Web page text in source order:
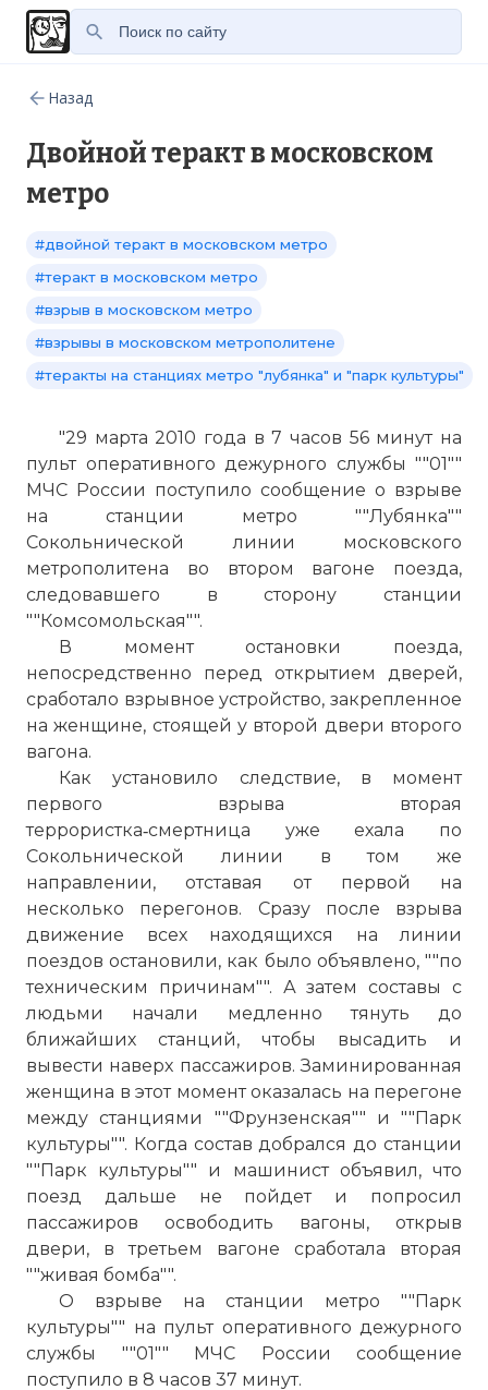
Назад
Двойной теракт в московском
метро
#двойной теракт в московском метро
#теракт в московском метро
#взрыв в московском метро
#взрывы в московском метрополитене
#теракты на станциях метро "лубянка" и "парк культуры"
"29 марта 2010 года в 7 часов 56 минут на
пульт оперативного дежурного службы ""01""
МЧС России поступило сообщение о взрыве
на станции метро ""Лубянка""
Сокольнической линии московского
метрополитена во втором вагоне поезда,
следовавшего в сторону станции
""Комсомольская"".
В момент остановки поезда,
непосредственно перед открытием дверей,
сработало взрывное устройство, закрепленное
на женщине, стоящей у второй двери второго
вагона.
Как установило следствие, в момент
первого взрыва вторая
террористка‑смертница уже ехала по
Сокольнической линии в том же
направлении, отставая от первой на
несколько перегонов. Сразу после взрыва
движение всех находящихся на линии
поездов остановили, как было объявлено, ""по
техническим причинам"". А затем составы с
людьми начали медленно тянуть до
ближайших станций, чтобы высадить и
вывести наверх пассажиров. Заминированная
женщина в этот момент оказалась на перегоне
между станциями ""Фрунзенская"" и ""Парк
культуры"". Когда состав добрался до станции
""Парк культуры"" и машинист объявил, что
поезд дальше не пойдет и попросил
пассажиров освободить вагоны, открыв
двери, в третьем вагоне сработала вторая
""живая бомба"".
О взрыве на станции метро ""Парк
культуры"" на пульт оперативного дежурного
службы ""01"" МЧС России сообщение
поступило в 8 часов 37 минут.